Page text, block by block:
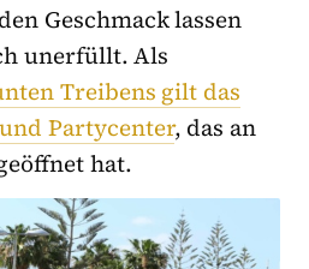
Geschmack lassen
unerfüllt. Als
Treibens gilt das
Partycenter, das an
hat.